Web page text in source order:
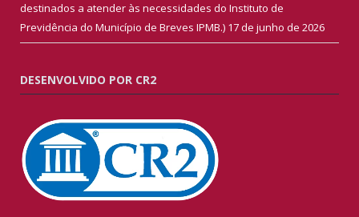
destinados a atender às necessidades do Instituto de
Previdência do Município de Breves IPMB.) 17 de junho de 2026
DESENVOLVIDO POR CR2